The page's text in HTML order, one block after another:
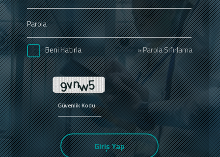
Beni Hatırla » Parola Sıfırlama
Giriş Yap